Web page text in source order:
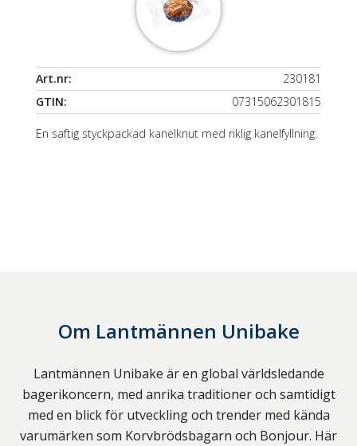
Art.nr:
230181
GTIN:
07315062301815
En saftig styckpackad kanelknut med riklig kanelfyllning.
Om Lantmännen Unibake
Lantmännen Unibake är en global världsledande
bagerikoncern, med anrika traditioner och samtidigt
med en blick för utveckling och trender med kända
varumärken som Korvbrödsbagarn och Bonjour. Här